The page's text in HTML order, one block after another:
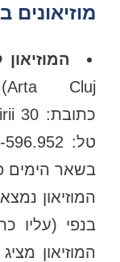
מוזיאונים
Arta Cluj). אתר:
בשאר הימים פתוח
המוזיאון
בנפי (עליו
המוזיאון